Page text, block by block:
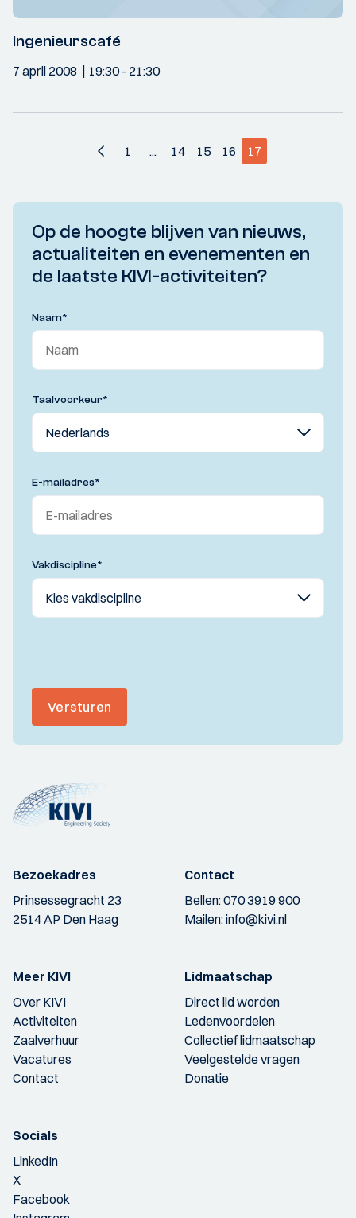
Ingenieurscafé
7 april 2008 19:30- 21:30
1 ... 14 15 16 17
Op de hoogte blijven van nieuws,
actualiteiten en evenementen en
de laatste KIVI-activiteiten?
Naam*
Taalvoorkeur*
E-mailadres*
Vakdiscipline*
Versturen
Bezoekadres
Prinsessegracht 23
2514 AP Den Haag
Contact
Bellen:070 3919 900
Mailen:info@kivi.nl
Meer KIVI
Over KIVI
Activiteiten
Zaalverhuur
Vacatures
Contact
Lidmaatschap
Direct lid worden
Ledenvoordelen
Collectief lidmaatschap
Veelgestelde vragen
Donatie
Socials
LinkedIn
X
Facebook